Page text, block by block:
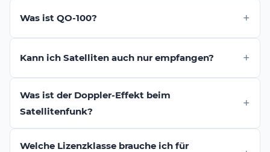
Was ist QO-100?
Kann ich Satelliten auch nur empfangen?
Was ist der Doppler-Effekt beim
Satellitenfunk?
Welche Lizenzklasse brauche ich für